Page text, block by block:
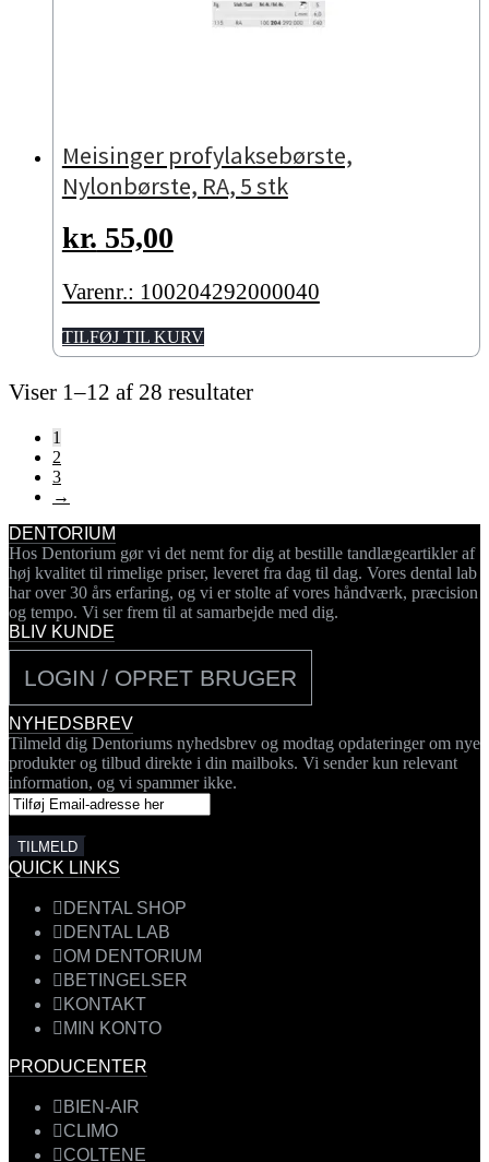
Meisinger profylaksebørste,
Nylonbørste, RA, 5 stk
kr. 55,00
Varenr.: 100204292000040
TILFØJ TIL KURV
Viser 1–12 af 28 resultater
1
2
3
→
DENTORIUM
Hos Dentorium gør vi det nemt for dig at bestille tandlægeartikler af
høj kvalitet til rimelige priser, leveret fra dag til dag. Vores dental lab
har over 30 års erfaring, og vi er stolte af vores håndværk, præcision
og tempo. Vi ser frem til at samarbejde med dig.
BLIV KUNDE
LOGIN / OPRET BRUGER
NYHEDSBREV
Tilmeld dig Dentoriums nyhedsbrev og modtag opdateringer om nye
produkter og tilbud direkte i din mailboks. Vi sender kun relevant
information, og vi spammer ikke.
QUICK LINKS
DENTAL SHOP
DENTAL LAB
OM DENTORIUM
BETINGELSER
KONTAKT
MIN KONTO
PRODUCENTER
BIEN-AIR
CLIMO
COLTENE